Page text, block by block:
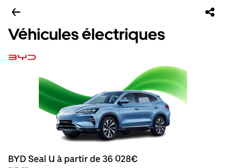
Véhicules électriques
BYD Seal U à partir de 36 028€